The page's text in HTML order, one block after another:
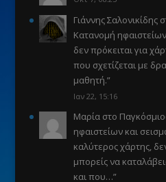
Γιάννης Σαλονικίδης
Κατανομή
δεν πρόκειται για
που σχετίζεται με
μαθητή.”
Ιαν 22, 15:16
Μαρίαστο
ηφαιστείων και
καλύτερος χάρτης,
μπορείς να
και που…”